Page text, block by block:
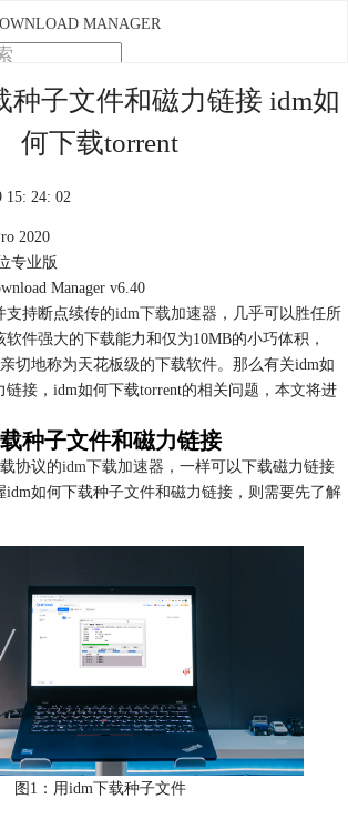
MANAGER
种子文件和磁力链接 idm如
何下载torrent
15: 24: 02
2020
专业版
Manager v6.40
支持断点续传的idm下载加速器 ，几乎可以胜任所
件强大的下载能力和仅为10MB的小巧体积，
切地称为天花板级的下载软件。那么有关idm如
接，idm如何下载torrent的相关问题，本文将进
种子文件和磁力链接
协议的idm下载加速器 ，一样可以下载磁力链接
idm如何下载种子文件和磁力链接，则需要先了解
图1：用idm下载种子文件